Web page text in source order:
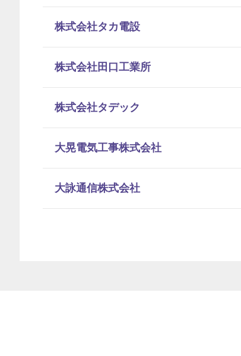
株式会社タカ電設
株式会社田口工業所
株式会社タデック
大晃電気工事株式会社
大詠通信株式会社